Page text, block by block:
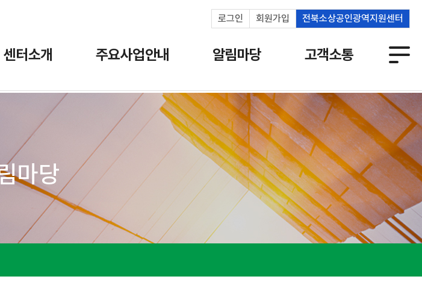
전북소상공인광역지원센터
회원가입
로그인
센터소개 주요사업안내 알림마당 고객소통
마당